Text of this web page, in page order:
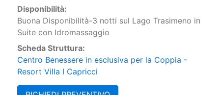
Disponibilità:
Buona Disponibilità-3 notti sul Lago Trasimeno in
Suite con Idromassaggio
Scheda Struttura:
Centro Benessere in esclusiva per la Coppia -
Resort Villa I Capricci